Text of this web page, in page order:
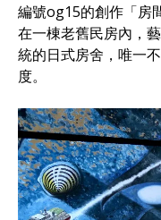
編號og15的創作「房
在一棟老舊民房內，
統的日式房舍，唯一
度。